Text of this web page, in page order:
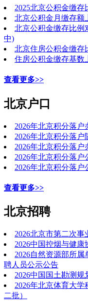
2025北京公积金缴
北京公积金月缴存额
北京公积金缴存比例
中)
北京住房公积金缴存
住房公积金缴存基数
查看更多>>
北京户口
2026年北京积分落户
2026年北京积分落
2026年北京积分落户
2026年北京积分落户
2026年北京积分落户
查看更多>>
北京招聘
2026北京市第二次
2026中国控烟与健康
2026自然资源部所
聘人员公示公告
2026中国国土勘测
2026年北京体育大
二批）